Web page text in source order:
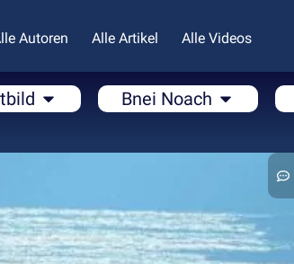
Autoren Alle Artikel Alle Videos
Bnei Noach